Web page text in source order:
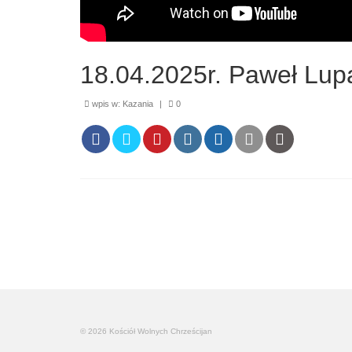
18.04.2025r. Paweł
wpis w: Kazania | 0
© 2026 Kościół Wolnych Chrześcijan